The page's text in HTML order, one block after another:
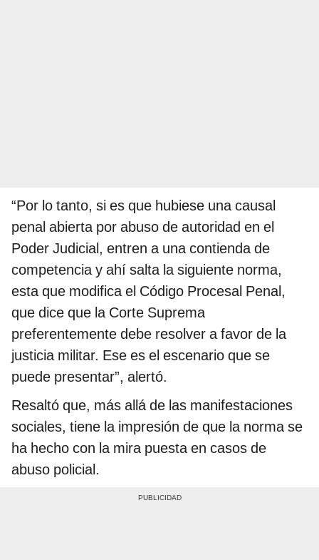
“Por lo tanto, si es que hubiese una causal
penal abierta por abuso de autoridad en el
Poder Judicial, entren a una contienda de
competencia y ahí salta la siguiente norma,
esta que modifica el Código Procesal Penal,
que dice que la Corte Suprema
preferentemente debe resolver a favor de la
justicia militar. Ese es el escenario que se
puede presentar”, alertó.
Resaltó que, más allá de las manifestaciones
sociales, tiene la impresión de que la norma se
ha hecho con la mira puesta en casos de
abuso policial.